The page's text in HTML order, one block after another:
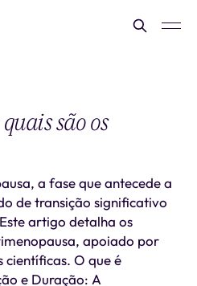
são os
a fase que antecede a
de transição significativo
artigo detalha os
apoiado por
científicas. O que é
e Duração: A